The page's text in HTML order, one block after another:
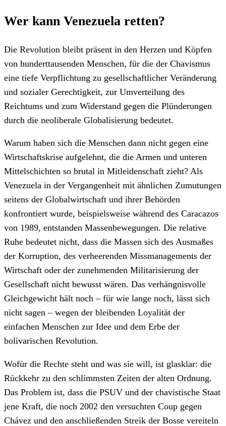
Wer kann Venezuela retten?
Die Revolution bleibt präsent in den Herzen und Köpfen
von hunderttausenden Menschen, für die der Chavismus
eine tiefe Verpflichtung zu gesellschaftlicher Veränderung
und sozialer Gerechtigkeit, zur Umverteilung des
Reichtums und zum Widerstand gegen die Plünderungen
durch die neoliberale Globalisierung bedeutet.
Warum haben sich die Menschen dann nicht gegen eine
Wirtschaftskrise aufgelehnt, die die Armen und unteren
Mittelschichten so brutal in Mitleidenschaft zieht? Als
Venezuela in der Vergangenheit mit ähnlichen Zumutungen
seitens der Globalwirtschaft und ihrer Behörden
konfrontiert wurde, beispielsweise während des Caracazos
von 1989, entstanden Massenbewegungen. Die relative
Ruhe bedeutet nicht, dass die Massen sich des Ausmaßes
der Korruption, des verheerenden Missmanagements der
Wirtschaft oder der zunehmenden Militarisierung der
Gesellschaft nicht bewusst wären. Das verhängnisvolle
Gleichgewicht hält noch – für wie lange noch, lässt sich
nicht sagen – wegen der bleibenden Loyalität der
einfachen Menschen zur Idee und dem Erbe der
bolivarischen Revolution.
Wofür die Rechte steht und was sie will, ist glasklar: die
Rückkehr zu den schlimmsten Zeiten der alten Ordnung.
Das Problem ist, dass die PSUV und der chavistische Staat
jene Kraft, die noch 2002 den versuchten Coup gegen
Chávez und den anschließenden Streik der Bosse vereiteln